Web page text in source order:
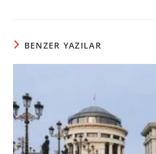
BENZER YAZILAR